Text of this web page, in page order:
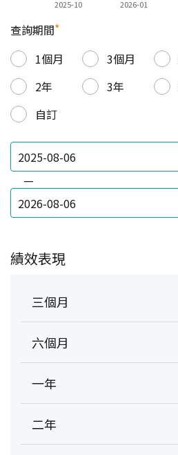
2025-10 2026-01
查詢期間*
1個月
3個月
2年
3年
自訂
—
績效表現
三個月
六個月
一年
二年